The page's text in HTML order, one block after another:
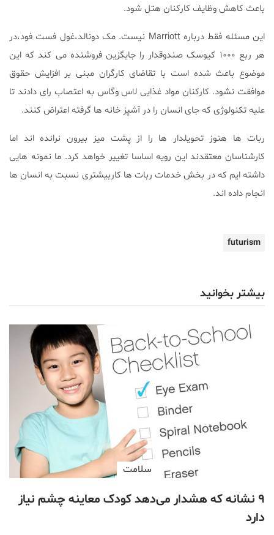
باعث کاهش وظایف کارکنان هتل شود.
این مسئله فقط دربارهMarriott نیست. مک دونالد،غول فست فود،در
هر ربع ۱۰۰۰ کیوسک صندوقدار را جایگزین فروشنده می کند که این
موضوع باعث شده است با تقاضای کارگران مبنی بر افزایش حقوق
موافقت نشود. کارکنان مواد غذایی لاس وگاس به اعتصاب رای دادند تا
علیه تکنولوژی که جای انسان را در آشپز خانه ها گرفته اعتراض کنند.
ربات ها هنوز تحویلدار ها را از پشت میز بیرون نرانده اند اما
کارشناسان معتقدند این رویه اساسا تغییر خواهد کرد. ما نمونه هایی
داشته ایم که در بخش خدمات ربات ها کاربیشتری نسبت به انسان ها
انجام داده اند.
futurism
بیشتر بخوانید
سلامت
۹ نشانه که هشدار می‌دهد کودک معاینه چشم نیاز
دارد